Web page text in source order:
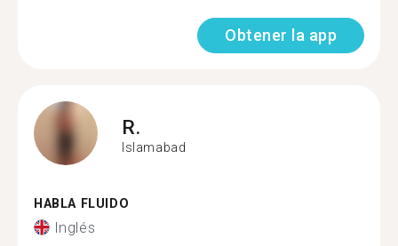
Obtener la app
R.
Islamabad
HABLA FLUIDO
Inglés